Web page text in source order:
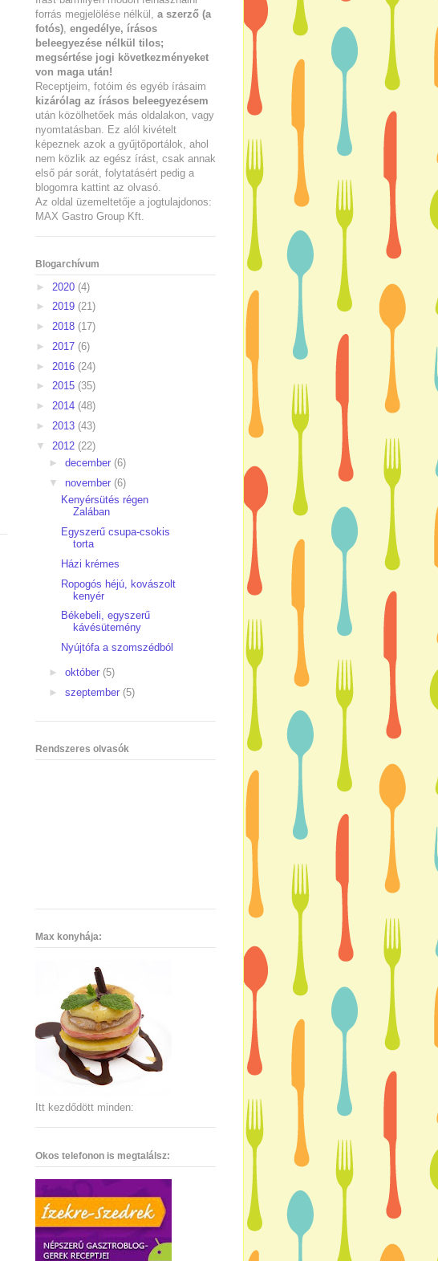
forrás megjelölése nélkül, a szerző (a
fotós) engedélye, írásos
beleegyezése nélkül tilos;
megsértése jogi következményeket
von maga után!
Receptjeim, fotóim és egyéb írásaim
kizárólag az írásos beleegyezésem
után közölhetőek más oldalakon, vagy
nyomtatásban. Ez alól kivételt
képeznek azok a gyűjtőportálok, ahol
nem közlik az egész írást, csak annak
első pár sorát, folytatásért pedig a
blogomra kattint az olvasó.
Az oldal üzemeltetője a jogtulajdonos:
MAX Gastro Group Kft.
Blogarchívum
► 2020 (4)
► 2019 (21)
► 2018 (17)
► 2017 (6)
► 2016 (24)
► 2015 (35)
► 2014 (48)
► 2013 (43)
▼ 2012 (22)
► december (6)
▼ november (6)
Kenyérsütés régen
Zalában
Egyszerű csupa-csokis
torta
Házi krémes
Ropogós héjú, kovászolt
kenyér
Békebeli, egyszerű
kávésütemény
Nyújtófa a szomszédból
► október (5)
► szeptember (5)
Rendszeres olvasók
Max konyhája:
Itt kezdődött minden:
Okos telefonon is megtalálsz: